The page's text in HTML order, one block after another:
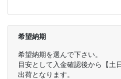
希望納期
希望納期を選んで下さい。
目安として入金確認後から【土
出荷となります。